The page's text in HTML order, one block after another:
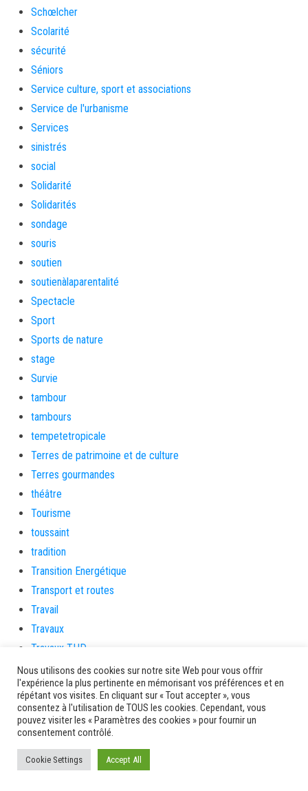
Schœlcher
Scolarité
sécurité
Séniors
Service culture, sport et associations
Service de l'urbanisme
Services
sinistrés
social
Solidarité
Solidarités
sondage
souris
soutien
soutienàlaparentalité
Spectacle
Sport
Sports de nature
stage
Survie
tambour
tambours
tempetetropicale
Terres de patrimoine et de culture
Terres gourmandes
théâtre
Tourisme
toussaint
tradition
Transition Energétique
Transport et routes
Travail
Travaux
Travaux THD
travaux utiles
TSUNAMI
TZCLD
uncategorized
Video
Nous utilisons des cookies sur notre site Web pour vous offrir
l'expérience la plus pertinente en mémorisant vos préférences et en
répétant vos visites. En cliquant sur « Tout accepter », vous
consentez à l'utilisation de TOUS les cookies. Cependant, vous
pouvez visiter les « Paramètres des cookies » pour fournir un
consentement contrôlé.
Cookie Settings Accept All